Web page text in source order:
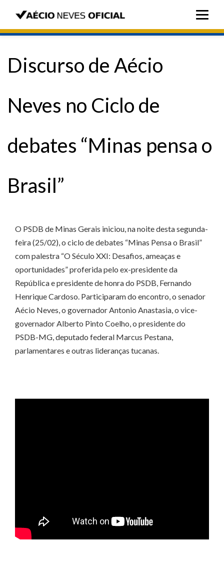
Discurso de Aécio
Neves no Ciclo de
debates “Minas pensa o
Brasil”
O PSDB de Minas Gerais iniciou, na noite desta segunda-
feira (25/02), o ciclo de debates “Minas Pensa o Brasil”
com palestra “O Século XXI: Desafios, ameaças e
oportunidades” proferida pelo ex-presidente da
República e presidente de honra do PSDB, Fernando
Henrique Cardoso. Participaram do encontro, o senador
Aécio Neves, o governador Antonio Anastasia, o vice-
governador Alberto Pinto Coelho, o presidente do
PSDB-MG, deputado federal Marcus Pestana,
parlamentares e outras lideranças tucanas.